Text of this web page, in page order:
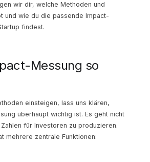
wir dir, welche Methoden und
und wie du die passende Impact-
findest.
Messung so
einsteigen, lass uns klären,
überhaupt wichtig ist. Es geht nicht
für Investoren zu produzieren.
mehrere zentrale Funktionen: